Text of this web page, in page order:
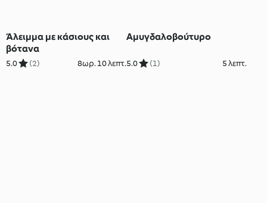
Άλειμμα με κάσιους και
βότανα
5.0 (2) 8ωρ. 10 λεπτ.
Αμυγδαλοβούτυρο
5.0 (1) 5 λεπτ.